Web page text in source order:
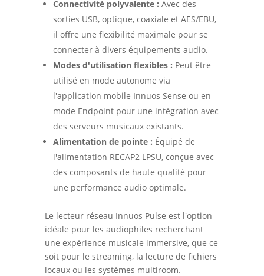
Connectivité polyvalente : Avec des
sorties USB, optique, coaxiale et AES/EBU,
il offre une flexibilité maximale pour se
connecter à divers équipements audio.
Modes d'utilisation flexibles : Peut être
utilisé en mode autonome via
l'application mobile Innuos Sense ou en
mode Endpoint pour une intégration avec
des serveurs musicaux existants.
Alimentation de pointe : Équipé de
l'alimentation RECAP2 LPSU, conçue avec
des composants de haute qualité pour
une performance audio optimale.
Le lecteur réseau Innuos Pulse est l'option
idéale pour les audiophiles recherchant
une expérience musicale immersive, que ce
soit pour le streaming, la lecture de fichiers
locaux ou les systèmes multiroom.